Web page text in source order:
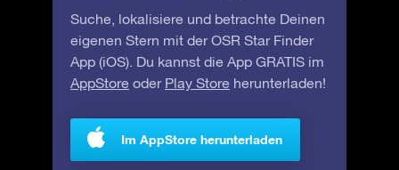
Suche, lokalisiere und betrachte Deinen
eigenen Stern mit der OSR Star Finder
App (iOS). Du kannst die App GRATIS im
AppStore oder Play Store herunterladen!
Im AppStore herunterladen